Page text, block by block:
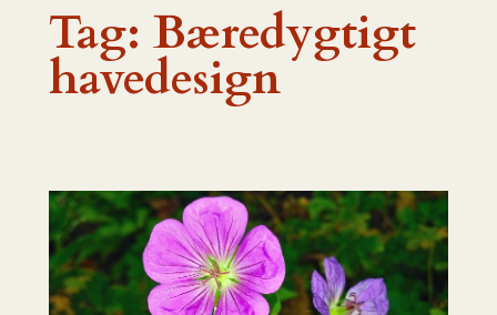
Tag: Bæredygtigt
havedesign